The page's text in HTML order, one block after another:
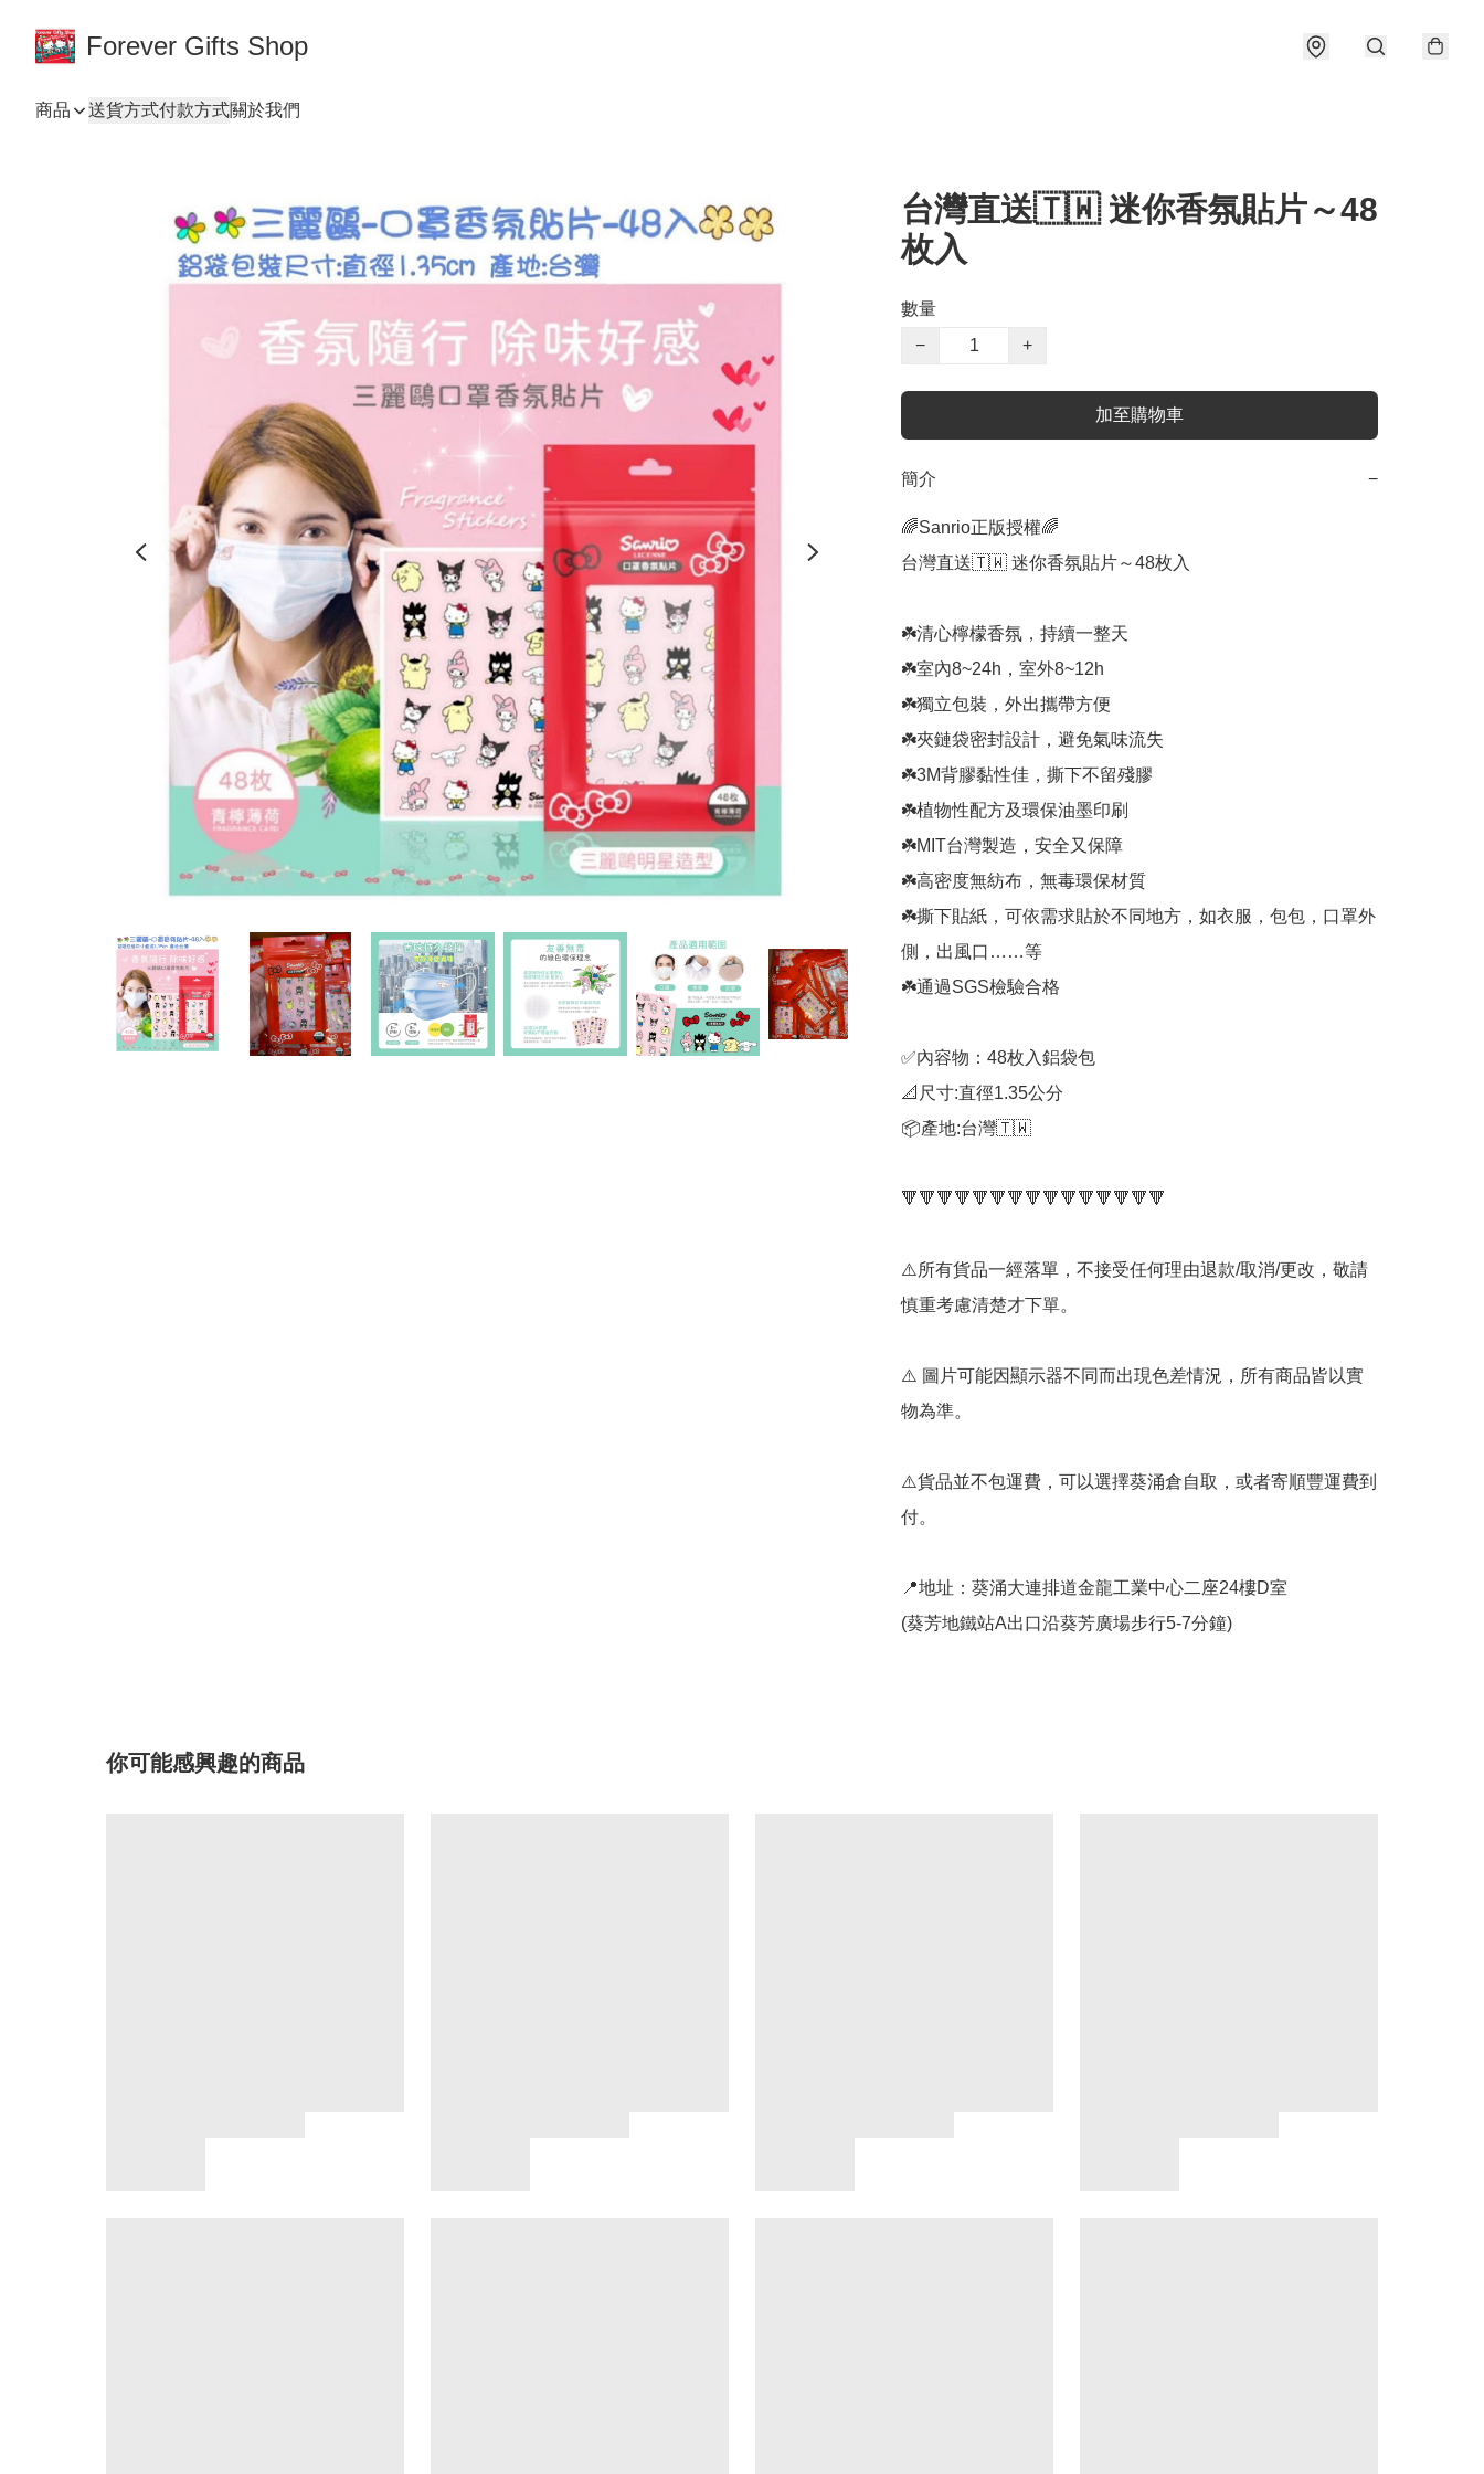
Forever Gifts Shop
商品 送貨方式付款方式關於我們
台灣直送🇹🇼 迷你香氛貼片～48
枚入
數量
−
+
加至購物車
簡介 −
🌈Sanrio正版授權🌈
台灣直送🇹🇼 迷你香氛貼片～48枚入
☘️清心檸檬香氛，持續一整天
☘️室內8~24h，室外8~12h
☘️獨立包裝，外出攜帶方便
☘️夾鏈袋密封設計，避免氣味流失
☘️3M背膠黏性佳，撕下不留殘膠
☘️植物性配方及環保油墨印刷
☘️MIT台灣製造，安全又保障
☘️高密度無紡布，無毒環保材質
☘️撕下貼紙，可依需求貼於不同地方，如衣服，包包，口罩外
側，出風口……等
☘️通過SGS檢驗合格
✅內容物：48枚入鋁袋包
📐尺寸:直徑1.35公分
📦產地:台灣🇹🇼
🔻🔻🔻🔻🔻🔻🔻🔻🔻🔻🔻🔻🔻🔻🔻
⚠️所有貨品一經落單，不接受任何理由退款/取消/更改，敬請
慎重考慮清楚才下單。
⚠️ 圖片可能因顯示器不同而出現色差情況，所有商品皆以實
物為準。
⚠️貨品並不包運費，可以選擇葵涌倉自取，或者寄順豐運費到
付。
📍地址：葵涌大連排道金龍工業中心二座24樓D室
(葵芳地鐵站A出口沿葵芳廣場步行5-7分鐘)
你可能感興趣的商品